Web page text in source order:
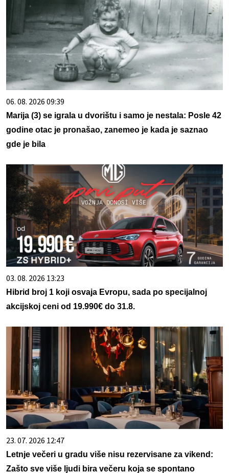
06. 08. 2026 09:39
Marija (3) se igrala u dvorištu i samo je nestala: Posle 42
godine otac je pronašao, zanemeo je kada je saznao
gde je bila
03. 08. 2026 13:23
Hibrid broj 1 koji osvaja Evropu, sada po specijalnoj
akcijskoj ceni od 19.990€ do 31.8.
23. 07. 2026 12:47
Letnje večeri u gradu više nisu rezervisane za vikend:
Zašto sve više ljudi bira večeru koja se spontano